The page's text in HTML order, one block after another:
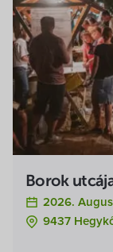
Borok
2026.
9437